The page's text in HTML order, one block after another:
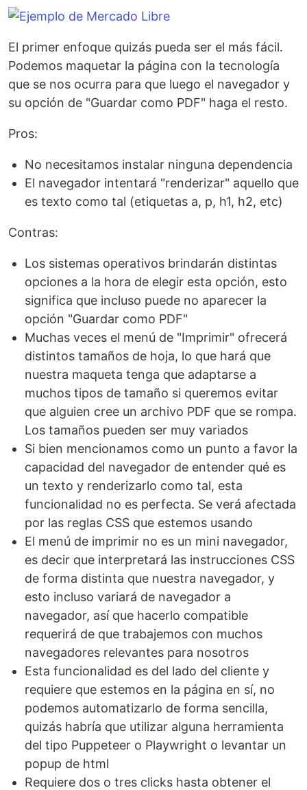
El primer enfoque quizás pueda ser el más fácil.
Podemos maquetar la página con la tecnología
que se nos ocurra para que luego el navegador y
su opción de "Guardar como PDF" haga el resto.
Pros:
No necesitamos instalar ninguna dependencia
El navegador intentará "renderizar" aquello que
es texto como tal (etiquetas a, p, h1, h2, etc)
Contras:
Los sistemas operativos brindarán distintas
opciones a la hora de elegir esta opción, esto
significa que incluso puede no aparecer la
opción "Guardar como PDF"
Muchas veces el menú de "Imprimir" ofrecerá
distintos tamaños de hoja, lo que hará que
nuestra maqueta tenga que adaptarse a
muchos tipos de tamaño si queremos evitar
que alguien cree un archivo PDF que se rompa.
Los tamaños pueden ser muy variados
Si bien mencionamos como un punto a favor la
capacidad del navegador de entender qué es
un texto y renderizarlo como tal, esta
funcionalidad no es perfecta. Se verá afectada
por las reglas CSS que estemos usando
El menú de imprimir no es un mini navegador,
es decir que interpretará las instrucciones CSS
de forma distinta que nuestra navegador, y
esto incluso variará de navegador a
navegador, así que hacerlo compatible
requerirá de que trabajemos con muchos
navegadores relevantes para nosotros
Esta funcionalidad es del lado del cliente y
requiere que estemos en la página en sí, no
podemos automatizarlo de forma sencilla,
quizás habría que utilizar alguna herramienta
del tipo Puppeteer o Playwright o levantar un
popup de html
Requiere dos o tres clicks hasta obtener el